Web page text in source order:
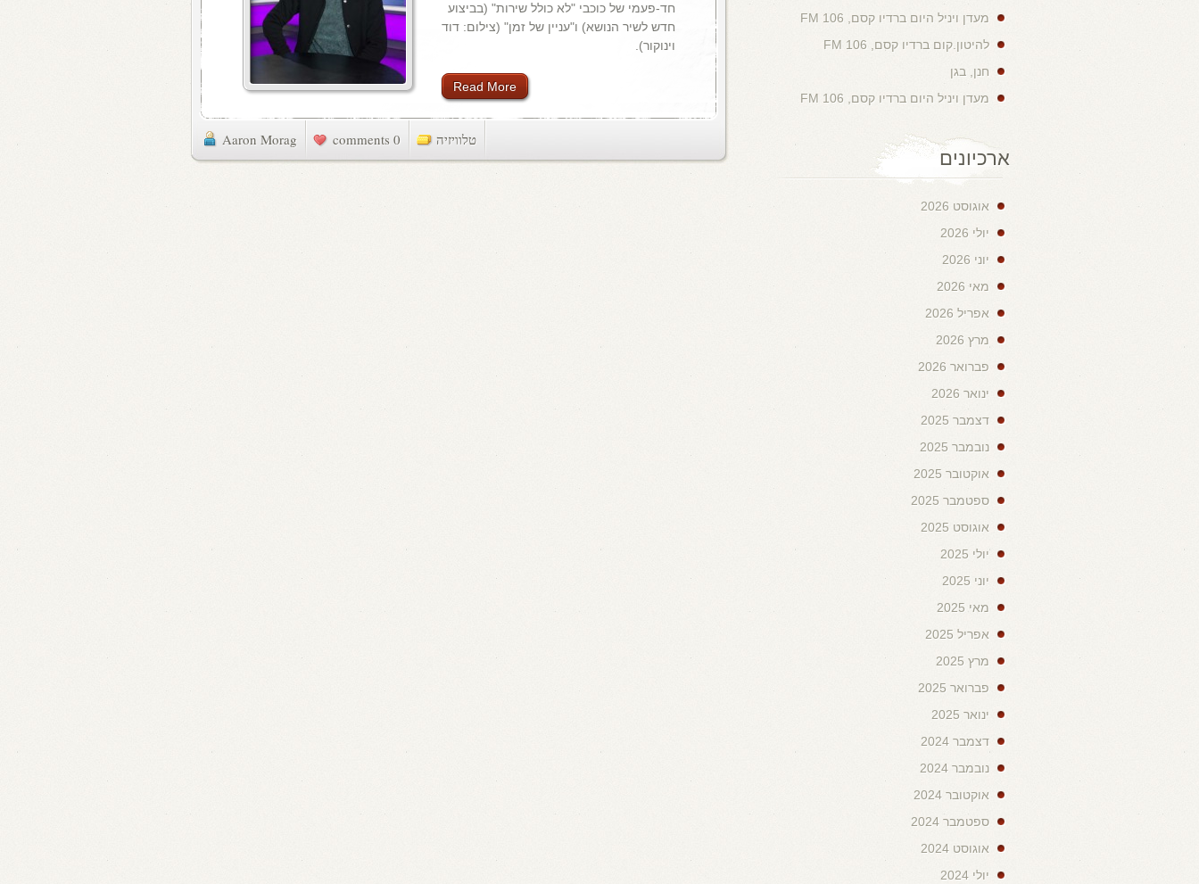
חד-פעמי של כוכבי "לא כולל שירות" (בביצוע
חדש לשיר הנושא) ו"עניין של זמן" (צילום: דוד
וינוקור).
Read More
Aaron Morag 0 comments טלוויזיה
מעדן ויניל היום ברדיו קסם, 106 FM
להיטון.קום ברדיו קסם, 106 FM
חנן, בגן
מעדן ויניל היום ברדיו קסם, 106 FM
ארכיונים
אוגוסט 2026
יולי 2026
יוני 2026
מאי 2026
אפריל 2026
מרץ 2026
פברואר 2026
ינואר 2026
דצמבר 2025
נובמבר 2025
אוקטובר 2025
ספטמבר 2025
אוגוסט 2025
יולי 2025
יוני 2025
מאי 2025
אפריל 2025
מרץ 2025
פברואר 2025
ינואר 2025
דצמבר 2024
נובמבר 2024
אוקטובר 2024
ספטמבר 2024
אוגוסט 2024
יולי 2024